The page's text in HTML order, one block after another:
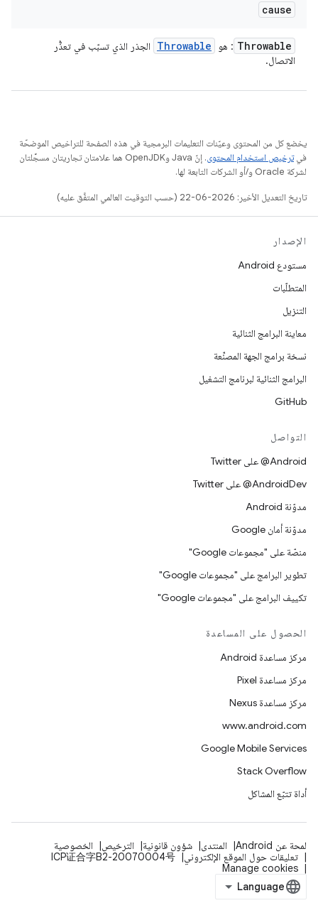
cause
Throwable : هو Throwable
الجذر الذي تسبّب في تعذُّر
الاتصال.
يخضع كل من المحتوى وعيّنات التعليمات البرمجية في هذه الصفحة للتراخيص الموضحّة
فيترخيص استخدام المحتوى
. إنّ Java وOpenJDK هما علامتان تجاريتان مسجَّلتان
لشركة Oracle و/أو الشركات التابعة لها.
تاريخ التعديل الأخير: 2026-06-22 (حسب التوقيت العالمي المتفَّق عليه)
الإصدار
مستودع Android
المتطلّبات
التنزيل
معاينة البرامج الثنائية
نسخة برامج الجهة المصنِّعة
البرامج الثنائية لبرنامج التشغيل
GitHub
التواصل
‎@Android على Twitter
‎@AndroidDev على Twitter
مدوّنة Android
مدوّنة أمان Google
منصّة على "مجموعات Google"
تطوير البرامج على "مجموعات Google"
تكييف البرامج على "مجموعات Google"
الحصول على المساعدة
مركز مساعدة Android
مركز مساعدة Pixel
مركز مساعدة Nexus
www.android.com
Google Mobile Services
Stack Overflow
أداة تتبّع المشاكل
لمحة عن Android المنتدى شؤون قانونية الترخيص
الخصوصية
تعليقات حول الموقع الإلكتروني
ICP证合字B2-20070004号
Manage cookies